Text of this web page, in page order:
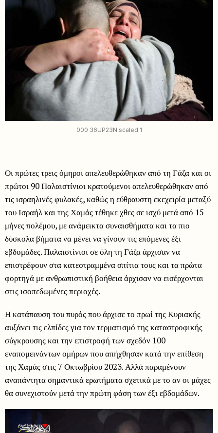
000 36UP23N scaled 1
Οι πρώτες τρεις όμηροι απελευθερώθηκαν από τη Γάζα και οι
πρώτοι 90 Παλαιστίνιοι κρατούμενοι απελευθερώθηκαν από
τις ισραηλινές φυλακές, καθώς η εύθραυστη εκεχειρία μεταξύ
του Ισραήλ και της Χαμάς τέθηκε χθες σε ισχύ μετά από 15
μήνες πολέμου, με ανάμεικτα συναισθήματα και τα πιο
δύσκολα βήματα να μένει να γίνουν τις επόμενες έξι
εβδομάδες. Παλαιστίνιοι σε όλη τη Γάζα άρχισαν να
επιστρέφουν στα κατεστραμμένα σπίτια τους και τα πρώτα
φορτηγά με ανθρωπιστική βοήθεια άρχισαν να εισέρχονται
στις ισοπεδωμένες περιοχές.
Η κατάπαυση του πυρός που άρχισε το πρωί της Κυριακής
αυξάνει τις ελπίδες για τον τερματισμό της καταστροφικής
σύγκρουσης και την επιστροφή των σχεδόν 100
εναπομεινάντων ομήρων που απήχθησαν κατά την επίθεση
της Χαμάς στις 7 Οκτωβρίου 2023. Αλλά παραμένουν
αναπάντητα σημαντικά ερωτήματα σχετικά με το αν οι μάχες
θα συνεχιστούν μετά την πρώτη φάση των έξι εβδομάδων.